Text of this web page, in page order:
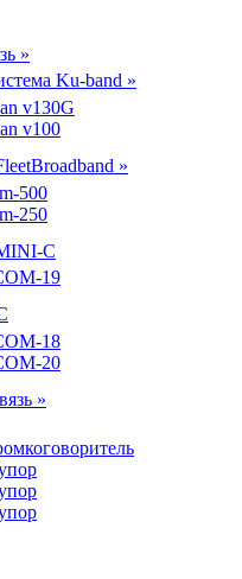
»
Ku-band »
v130G
v100
»
500
250
C
19
18
20
»